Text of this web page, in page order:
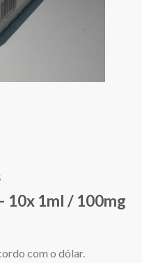
10x 1ml / 100mg
com o dólar.